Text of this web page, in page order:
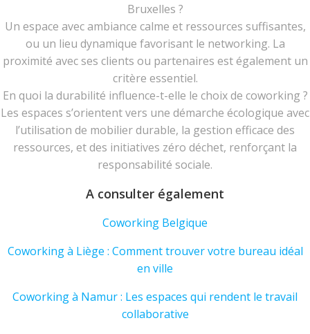
Bruxelles ?
Un espace avec ambiance calme et ressources suffisantes,
ou un lieu dynamique favorisant le networking. La
proximité avec ses clients ou partenaires est également un
critère essentiel.
En quoi la durabilité influence-t-elle le choix de coworking ?
Les espaces s’orientent vers une démarche écologique avec
l’utilisation de mobilier durable, la gestion efficace des
ressources, et des initiatives zéro déchet, renforçant la
responsabilité sociale.
A consulter également
Coworking Belgique
Coworking à Liège : Comment trouver votre bureau idéal
en ville
Coworking à Namur : Les espaces qui rendent le travail
collaborative